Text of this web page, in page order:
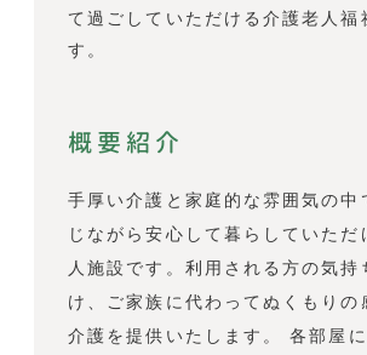
て過ごしていただける介護老人福
す。
概要紹介
手厚い介護と家庭的な雰囲気の中
じながら安心して暮らしていただ
人施設です。利用される方の気持
け、ご家族に代わってぬくもりの
介護を提供いたします。 各部屋に